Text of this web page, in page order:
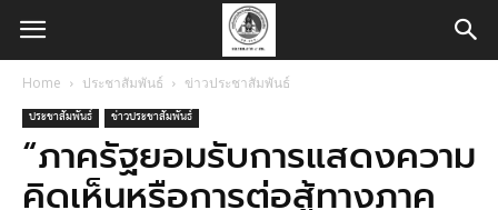
Home ประชาสัมพันธ์ ข่าวประชาสัมพันธ์
ประชาสัมพันธ์ ข่าวประชาสัมพันธ์
“ภาครัฐยอมรับการแสดงความ
คิดเห็นหรือการต่อสู้ทางภาค